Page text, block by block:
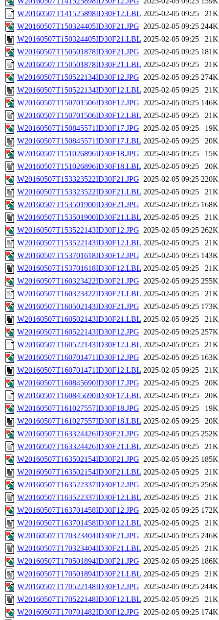
W20160507T141525898ID30F12.LBL 2025-02-05 09:25
21K
W20160507T150324405ID30F21.JPG 2025-02-05 09:25 244K
W20160507T150324405ID30F21.LBL 2025-02-05 09:25
21K
W20160507T150501878ID30F21.JPG 2025-02-05 09:25 181K
W20160507T150501878ID30F21.LBL 2025-02-05 09:25
21K
W20160507T150522134ID30F12.JPG 2025-02-05 09:25 274K
W20160507T150522134ID30F12.LBL 2025-02-05 09:25
21K
W20160507T150701506ID30F12.JPG 2025-02-05 09:25 146K
W20160507T150701506ID30F12.LBL 2025-02-05 09:25
21K
W20160507T150845571ID30F17.JPG 2025-02-05 09:25
19K
W20160507T150845571ID30F17.LBL 2025-02-05 09:25
20K
W20160507T151026896ID30F18.JPG 2025-02-05 09:25
15K
W20160507T151026896ID30F18.LBL 2025-02-05 09:25
20K
W20160507T153323522ID30F21.JPG 2025-02-05 09:25 220K
W20160507T153323522ID30F21.LBL 2025-02-05 09:25
21K
W20160507T153501900ID30F21.JPG 2025-02-05 09:25 168K
W20160507T153501900ID30F21.LBL 2025-02-05 09:25
21K
W20160507T153522143ID30F12.JPG 2025-02-05 09:25 262K
W20160507T153522143ID30F12.LBL 2025-02-05 09:25
21K
W20160507T153701618ID30F12.JPG 2025-02-05 09:25 143K
W20160507T153701618ID30F12.LBL 2025-02-05 09:25
21K
W20160507T160323422ID30F21.JPG 2025-02-05 09:25 255K
W20160507T160323422ID30F21.LBL 2025-02-05 09:25
21K
W20160507T160502143ID30F21.JPG 2025-02-05 09:25 173K
W20160507T160502143ID30F21.LBL 2025-02-05 09:25
21K
W20160507T160522143ID30F12.JPG 2025-02-05 09:25 257K
W20160507T160522143ID30F12.LBL 2025-02-05 09:25
21K
W20160507T160701471ID30F12.JPG 2025-02-05 09:25 163K
W20160507T160701471ID30F12.LBL 2025-02-05 09:25
21K
W20160507T160845690ID30F17.JPG 2025-02-05 09:25
20K
W20160507T160845690ID30F17.LBL 2025-02-05 09:25
20K
W20160507T161027557ID30F18.JPG 2025-02-05 09:25
19K
W20160507T161027557ID30F18.LBL 2025-02-05 09:25
20K
W20160507T163324426ID30F21.JPG 2025-02-05 09:25 252K
W20160507T163324426ID30F21.LBL 2025-02-05 09:25
21K
W20160507T163502154ID30F21.JPG 2025-02-05 09:25 185K
W20160507T163502154ID30F21.LBL 2025-02-05 09:25
21K
W20160507T163522337ID30F12.JPG 2025-02-05 09:25 256K
W20160507T163522337ID30F12.LBL 2025-02-05 09:25
21K
W20160507T163701458ID30F12.JPG 2025-02-05 09:25 172K
W20160507T163701458ID30F12.LBL 2025-02-05 09:25
21K
W20160507T170323404ID30F21.JPG 2025-02-05 09:25 246K
W20160507T170323404ID30F21.LBL 2025-02-05 09:25
21K
W20160507T170501894ID30F21.JPG 2025-02-05 09:25 186K
W20160507T170501894ID30F21.LBL 2025-02-05 09:25
21K
W20160507T170522148ID30F12.JPG 2025-02-05 09:25 244K
W20160507T170522148ID30F12.LBL 2025-02-05 09:25
21K
W20160507T170701482ID30F12.JPG 2025-02-05 09:25 174K